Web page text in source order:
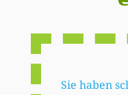
Sie haben